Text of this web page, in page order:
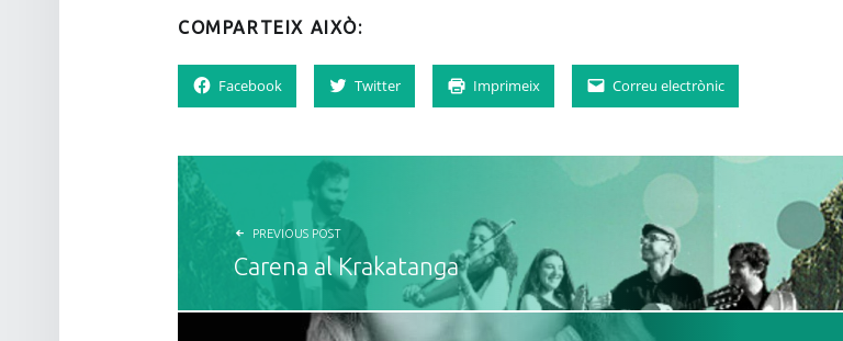
COMPARTEIX AIXÒ:
Facebook Twitter Imprimeix Correu electrònic
NAVEGACIÓ D'ENTRADES
PREVIOUS POST
Carena al Krakatanga